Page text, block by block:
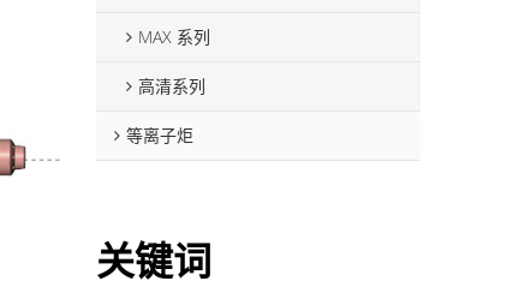
MAX 系列
高清系列
等离子炬
关键词